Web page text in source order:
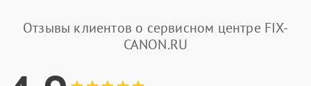
Отзывы клиентов о сервисном центре FIX-
CANON.RU